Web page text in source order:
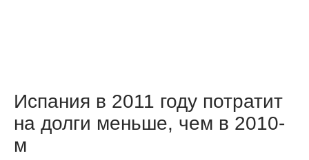
Испания в 2011 году потратит
на долги меньше, чем в 2010-
м